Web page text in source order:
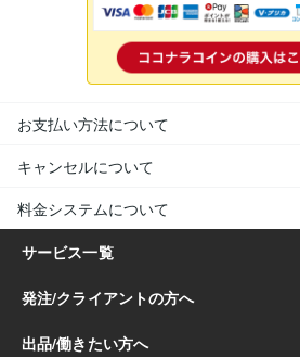
お支払い方法について
キャンセルについて
料金システムについて